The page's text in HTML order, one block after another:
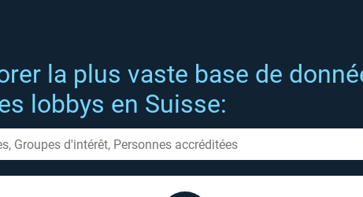
la plus vaste base de
lobbys en Suisse: